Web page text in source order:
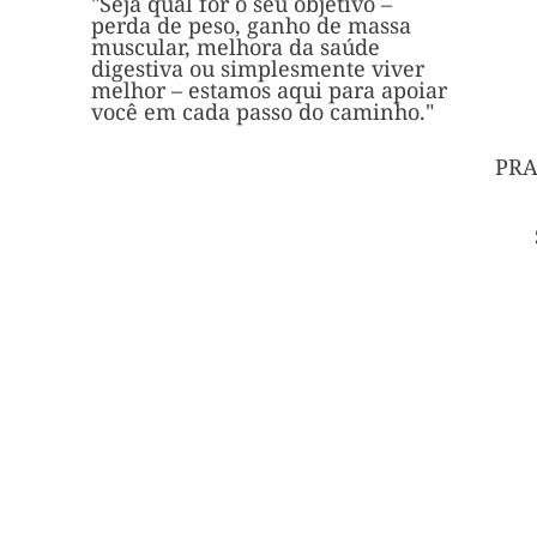
perda de peso, ganho de massa
muscular, melhora da saúde
digestiva ou simplesmente viver
melhor – estamos aqui para apoiar
você em cada passo do caminho."